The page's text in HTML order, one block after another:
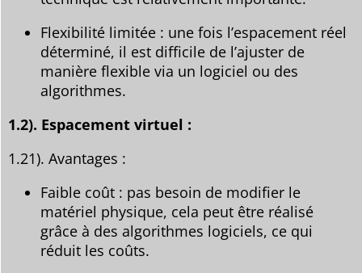
Flexibilité limitée : une fois l’espacement réel
déterminé, il est difficile de l’ajuster de
manière flexible via un logiciel ou des
algorithmes.
1.2). Espacement virtuel :
1.21). Avantages :
Faible coût : pas besoin de modifier le
matériel physique, cela peut être réalisé
grâce à des algorithmes logiciels, ce qui
réduit les coûts.